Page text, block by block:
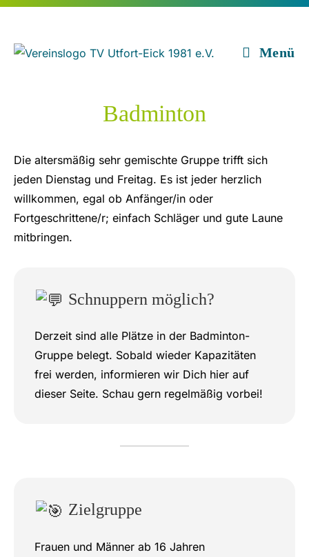
Zum
springen
Menü
Badminton
Die altersmäßig sehr gemischte Gruppe trifft sich
jeden Dienstag und Freitag. Es ist jeder herzlich
willkommen, egal ob Anfänger/in oder
Fortgeschrittene/r; einfach Schläger und gute Laune
mitbringen.
Schnuppern möglich?
Derzeit sind alle Plätze in der Badminton-
Gruppe belegt. Sobald wieder Kapazitäten
frei werden, informieren wir Dich hier auf
dieser Seite. Schau gern regelmäßig vorbei!
Zielgruppe
Frauen und Männer ab 16 Jahren